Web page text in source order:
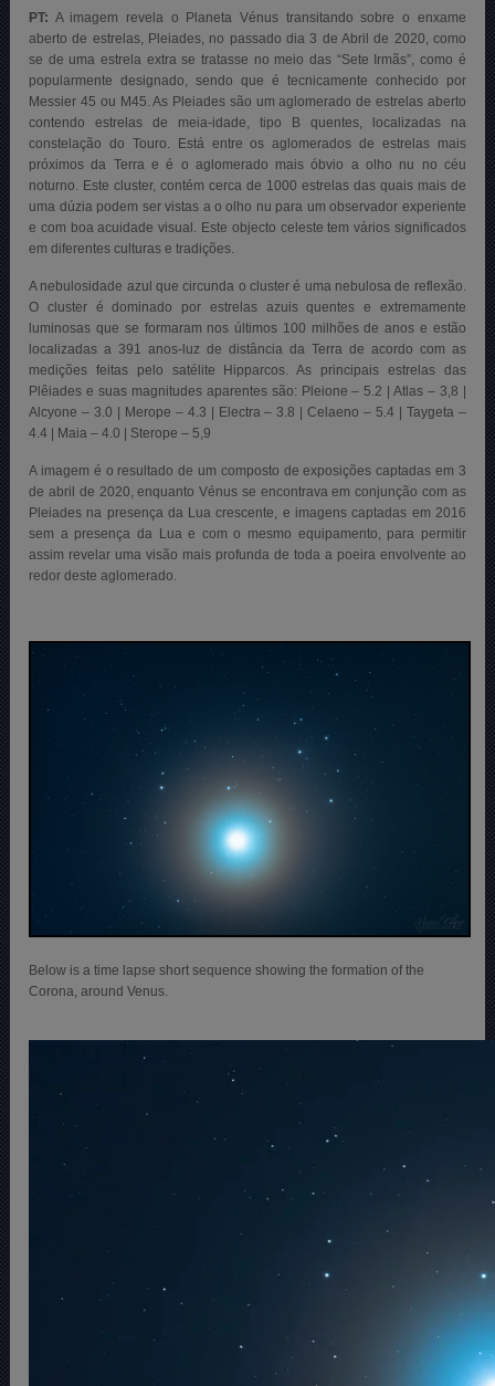
PT: A imagem revela o Planeta Vénus transitando sobre o enxame
aberto de estrelas, Pleiades, no passado dia 3 de Abril de 2020, como
se de uma estrela extra se tratasse no meio das “Sete Irmãs”, como é
popularmente designado, sendo que é tecnicamente conhecido por
Messier 45 ou M45. As Pleiades são um aglomerado de estrelas aberto
contendo estrelas de meia-idade, tipo B quentes, localizadas na
constelação do Touro. Está entre os aglomerados de estrelas mais
próximos da Terra e é o aglomerado mais óbvio a olho nu no céu
noturno. Este cluster, contém cerca de 1000 estrelas das quais mais de
uma dúzia podem ser vistas a o olho nu para um observador experiente
e com boa acuidade visual. Este objecto celeste tem vários significados
em diferentes culturas e tradições.
A nebulosidade azul que circunda o cluster é uma nebulosa de reflexão.
O cluster é dominado por estrelas azuis quentes e extremamente
luminosas que se formaram nos últimos 100 milhões de anos e estão
localizadas a 391 anos-luz de distância da Terra de acordo com as
medições feitas pelo satélite Hipparcos. As principais estrelas das
Plêiades e suas magnitudes aparentes são: Pleione – 5.2 | Atlas – 3,8 |
Alcyone – 3.0 | Merope – 4.3 | Electra – 3.8 | Celaeno – 5.4 | Taygeta –
4.4 | Maia – 4.0 | Sterope – 5,9
A imagem é o resultado de um composto de exposições captadas em 3
de abril de 2020, enquanto Vénus se encontrava em conjunção com as
Pleiades na presença da Lua crescente, e imagens captadas em 2016
sem a presença da Lua e com o mesmo equipamento, para permitir
assim revelar uma visão mais profunda de toda a poeira envolvente ao
redor deste aglomerado.
Below is a time lapse short sequence showing the formation of the
Corona, around Venus.